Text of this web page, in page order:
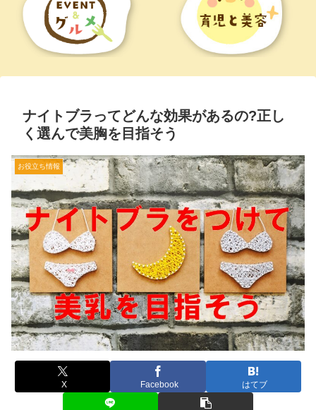
ナイトブラってどんな効果があるの?正し
く選んで美胸を目指そう
お役立ち情報
X Facebook はてブ